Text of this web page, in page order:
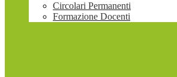
Circolari Permanenti
Formazione Docenti